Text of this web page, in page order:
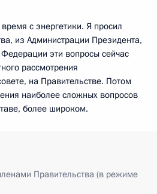
с энергетики. Я просил
из Администрации Президента,
эти вопросы сейчас
рассмотрения
на Правительстве. Потом
наиболее сложных вопросов
более широком.
Правительства (в режиме